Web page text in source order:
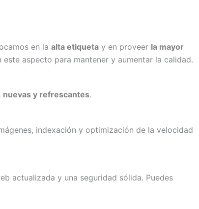
en la alta etiqueta y en proveer la mayor
aspecto para mantener y aumentar la calidad.
nuevas y refrescantes.
indexación y optimización de la velocidad
actualizada y una seguridad sólida. Puedes